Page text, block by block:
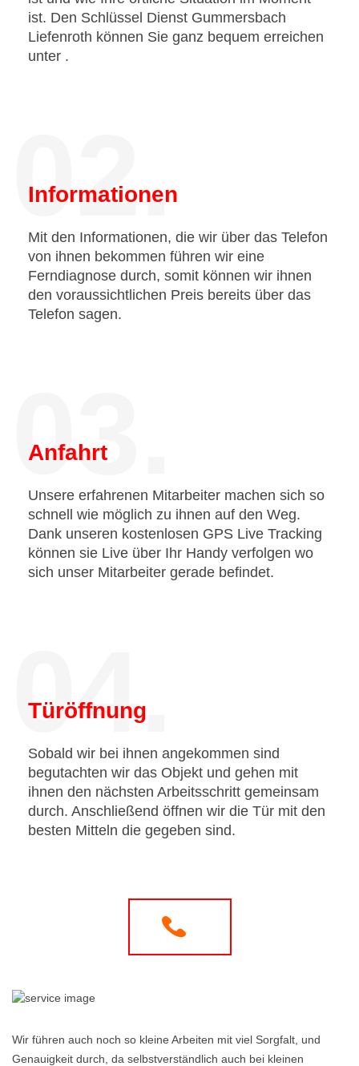
ist. Den Schlüssel Dienst Gummersbach
Liefenroth können Sie ganz bequem erreichen
unter .
02.
Informationen
Mit den Informationen, die wir über das Telefon
von ihnen bekommen führen wir eine
Ferndiagnose durch, somit können wir ihnen
den voraussichtlichen Preis bereits über das
Telefon sagen.
03.
Anfahrt
Unsere erfahrenen Mitarbeiter machen sich so
schnell wie möglich zu ihnen auf den Weg.
Dank unseren kostenlosen GPS Live Tracking
können sie Live über Ihr Handy verfolgen wo
sich unser Mitarbeiter gerade befindet.
04.
Türöffnung
Sobald wir bei ihnen angekommen sind
begutachten wir das Objekt und gehen mit
ihnen den nächsten Arbeitsschritt gemeinsam
durch. Anschließend öffnen wir die Tür mit den
besten Mitteln die gegeben sind.
Wir führen auch noch so kleine Arbeiten mit viel Sorgfalt, und
Genauigkeit durch, da selbstverständlich auch bei kleinen